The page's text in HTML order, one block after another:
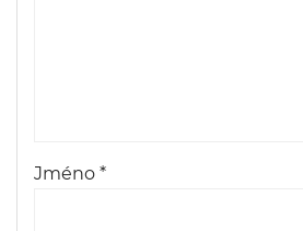
Jméno *